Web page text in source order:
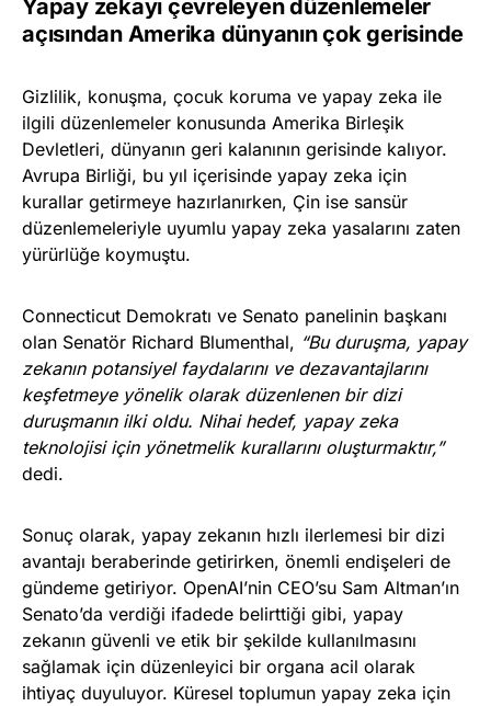
Yapay zekayı çevreleyen düzenlemeler
açısından Amerika dünyanın çok gerisinde
Gizlilik, konuşma, çocuk koruma ve yapay zeka ile
ilgili düzenlemeler konusunda Amerika Birleşik
Devletleri, dünyanın geri kalanının gerisinde kalıyor.
Avrupa Birliği, bu yıl içerisinde yapay zeka için
kurallar getirmeye hazırlanırken, Çin ise sansür
düzenlemeleriyle uyumlu yapay zeka yasalarını zaten
yürürlüğe koymuştu.
Connecticut Demokratı ve Senato panelinin başkanı
olan Senatör Richard Blumenthal, “Bu duruşma, yapay
zekanın potansiyel faydalarını ve dezavantajlarını
keşfetmeye yönelik olarak düzenlenen bir dizi
duruşmanın ilki oldu. Nihai hedef, yapay zeka
teknolojisi için yönetmelik kurallarını oluşturmaktır,”
dedi.
Sonuç olarak, yapay zekanın hızlı ilerlemesi bir dizi
avantajı beraberinde getirirken, önemli endişeleri de
gündeme getiriyor. OpenAI’nin CEO’su Sam Altman’ın
Senato’da verdiği ifadede belirttiği gibi, yapay
zekanın güvenli ve etik bir şekilde kullanılmasını
sağlamak için düzenleyici bir organa acil olarak
ihtiyaç duyuluyor. Küresel toplumun yapay zeka için